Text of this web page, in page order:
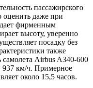
пассажирского
оценить даже при
фирменным
высоту, уверенно
посадку без
также
самолета Airbus A340-600
937 км/ч. Примерное
около 15,5 часов.